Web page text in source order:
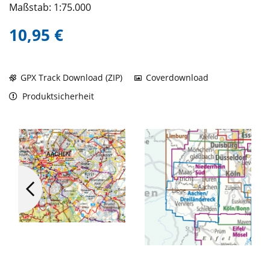
Maßstab: 1:75.000
10,95 €
GPX Track Download (ZIP)
Coverdownload
Produktsicherheit